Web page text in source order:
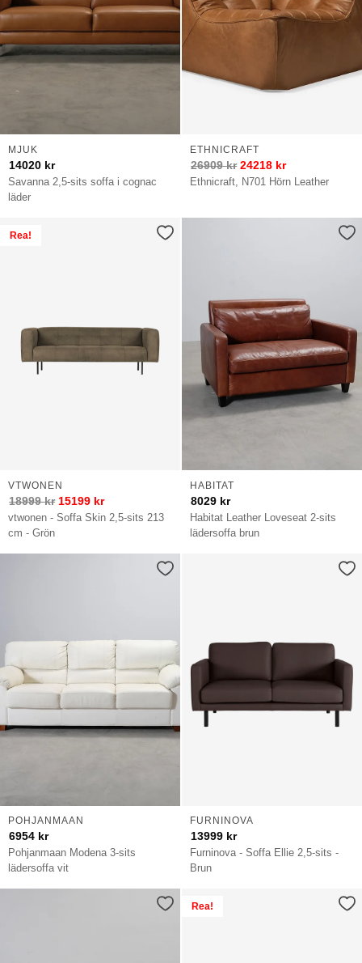
Savanna 2,5-sits soffa i cognac
läder
MJUK
14020 kr
Ethnicraft, N701 Hörn Leather
ETHNICRAFT
26909kr 24218 kr
Rea!
vtwonen - Soffa Skin 2,5-sits 213
cm - Grön
VTWONEN
18999kr 15199 kr
Habitat Leather Loveseat 2-sits
lädersoffa brun
HABITAT
8029 kr
Pohjanmaan Modena 3-sits
lädersoffa vit
POHJANMAAN
6954 kr
Furninova - Soffa Ellie 2,5-sits -
Brun
FURNINOVA
13999 kr
Rea!